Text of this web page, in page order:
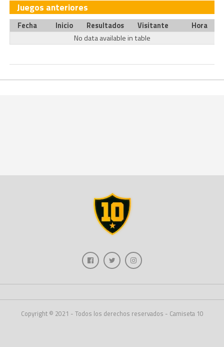
Juegos anteriores
Fecha Inicio Resultados Visitante
Hora
No data available in table
Copyright © 2021 - Todos los derechos reservados - Camiseta 10